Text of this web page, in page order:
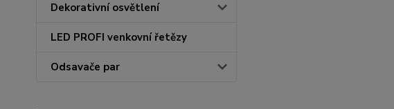
Dekorativní osvětlení
LED PROFI venkovní řetězy
Odsavače par